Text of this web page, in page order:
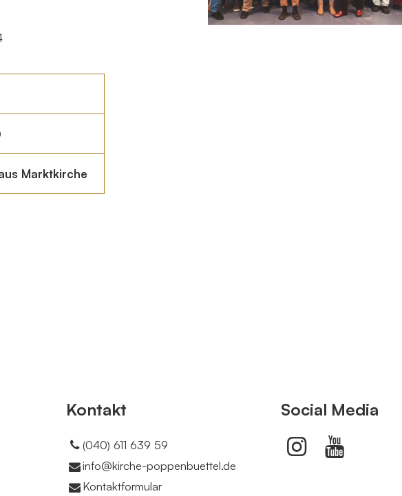
Marktkirche
Kontakt
(040) 611 639 59
info@​kirche-poppenbuettel.​de
Kontaktformular
Social Media